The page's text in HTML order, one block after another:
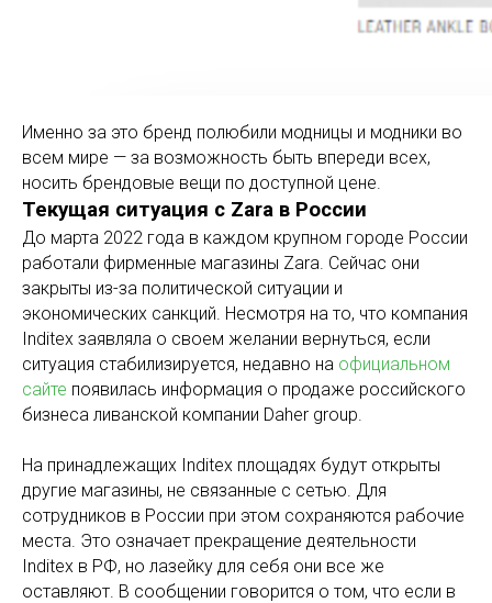
Именно за это бренд полюбили модницы и модники во
всем мире — за возможность быть впереди всех,
носить брендовые вещи по доступной цене.
Текущая ситуация с Zara в России
До марта 2022 года в каждом крупном городе России
работали фирменные магазины Zara. Сейчас они
закрыты из-за политической ситуации и
экономических санкций. Несмотря на то, что компания
Inditex заявляла о своем желании вернуться, если
ситуация стабилизируется, недавно на официальном
сайте появилась информация о продаже российского
бизнеса ливанской компании Daher group.
На принадлежащих Inditex площадях будут открыты
другие магазины, не связанные с сетью. Для
сотрудников в России при этом сохраняются рабочие
места. Это означает прекращение деятельности
Inditex в РФ, но лазейку для себя они все же
оставляют. В сообщении говорится о том, что если в